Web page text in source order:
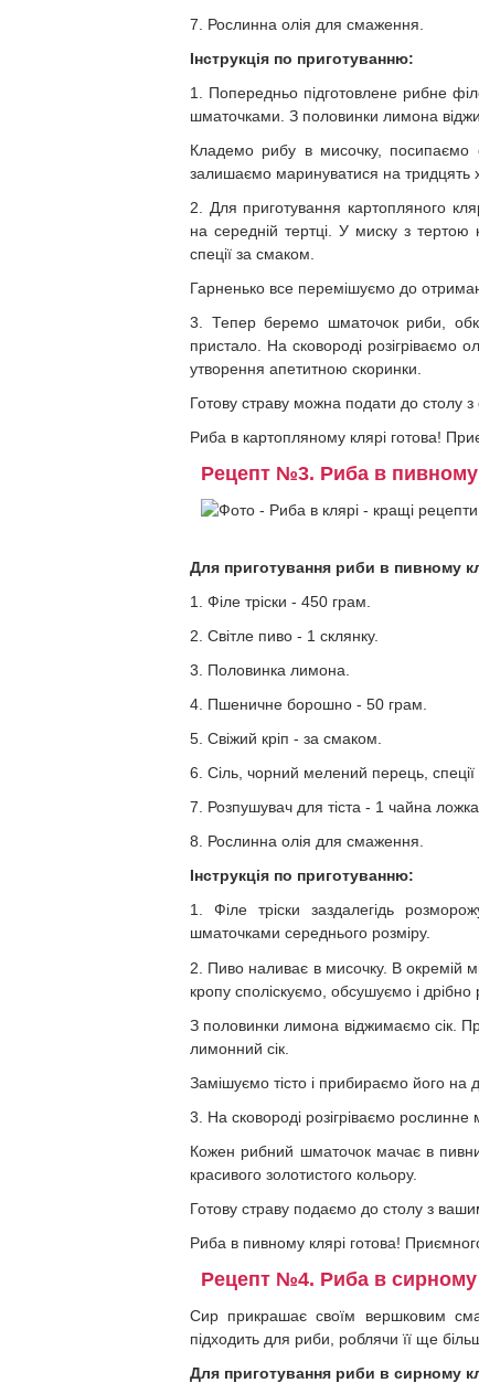
7. Рослинна олія для смаження.
Інструкція по приготуванню:
1. Попередньо підготовлене рибне
шматочками. З половинки лимона
Кладемо рибу в мисочку,
залишаємо маринуватися на тридцять
2. Для приготування картопляного
на середній тертці. У миску з
спеції за смаком.
Гарненько все перемішуємо до
3. Тепер беремо шматочок риби,
пристало. На сковороді розігріваємо
утворення апетитною скоринки.
Готову страву можна подати до столу з
Риба в картопляному клярі готова!
Рецепт №3. Риба в пивному
Для приготування риби в пивному
1. Філе тріски - 450 грам.
2. Світле пиво - 1 склянку.
3. Половинка лимона.
4. Пшеничне борошно - 50 грам.
5. Свіжий кріп - за смаком.
6. Сіль, чорний мелений перець, спеції
7. Розпушувач для тіста - 1 чайна ложка.
8. Рослинна олія для смаження.
Інструкція по приготуванню:
1. Філе тріски заздалегідь
шматочками середнього розміру.
2. Пиво наливає в мисочку. В окремій
кропу споліскуємо, обсушуємо і дрібно
З половинки лимона віджимаємо сік.
лимонний сік.
Замішуємо тісто і прибираємо його на
3. На сковороді розігріваємо рослинне
Кожен рибний шматочок мачає в
красивого золотистого кольору.
Готову страву подаємо до столу з
Риба в пивному клярі готова!
Рецепт №4. Риба в сирному
Сир прикрашає своїм вершковим
підходить для риби, роблячи її ще
Для приготування риби в сирному